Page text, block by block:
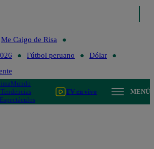
Me Caigo de Risa
Fútbol peruano
Dólar
Mundo
Tendencias
Espectáculos
TV en vivo MENÚ